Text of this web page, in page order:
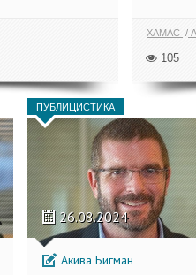
ХАМАС
105
ПУБЛИЦИСТИКА
26.08.2024
Акива Бигман